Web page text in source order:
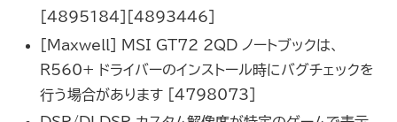
[4895184][4893446]
[Maxwell] MSI GT72 2QD ノートブックは、
R560+ ドライバーのインストール時にバグチェックを
行う場合があります [4798073]